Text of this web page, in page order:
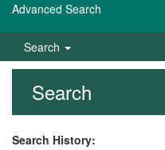
Advanced Search
Search
Search
Search History: